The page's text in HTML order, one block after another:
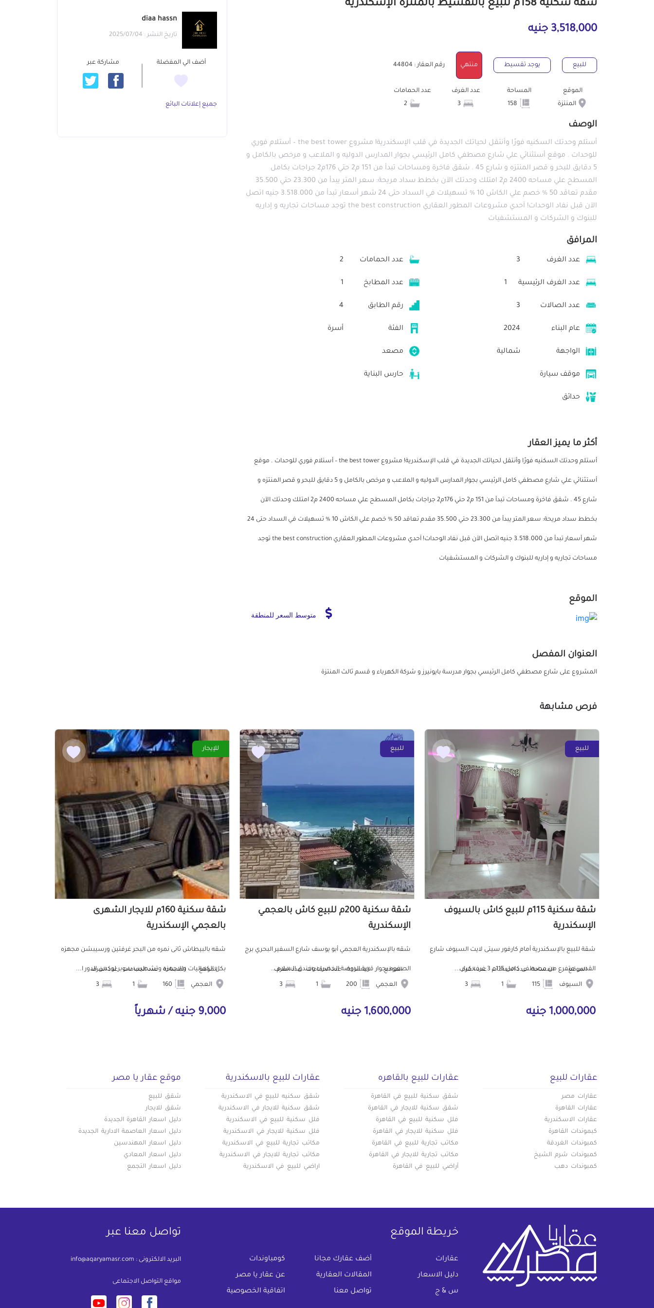
شقة سكنية 158م للبيع بالتقسيط بالمنتزة الإسكندرية
3,518,000 جنيه
للبيع يوجد تقسيط منتهي رقم العقار : 44804
الموقع
المنتزة
المساحة
عدد الغرف
عدد الحمامات
الوصف
أستلم وحدتك السكنيه فورًا وأنتقل لحياتك الجديدة في قلب الإسكندرية! مشروع the best tower – أستلام فوري
للوحدات . موقع أستثنائي علي شارع مصطفي كامل الرئيسي بجوار المدارس الدوليه و الملاعب و مرخص بالكامل و
5 دقايق للبحر و قصر المنتزه و شارع 45 . شقق فاخرة ومساحات تبدأ من 151 م2 حتي 176م2 جراجات بكامل
المسطح علي مساحه 2400 م2 امتلك وحدتك الآن بخطط سداد مريحة: سعر المتر يبدأ من 23.300 حتي 35.500
مقدم تعاقد 50 % خصم علي الكاش 10 % تسهيلات في السداد حتى 24 شهر أسعار تبدأ من 3.518.000 جنيه اتصل
الآن قبل نفاد الوحدات! آحدي مشروعات المطور العقاري the best construction توجد مساحات تجاريه و إداريه
للبنوك و الشركات و المستشفيات
المرافق
عدد الغرف 3 عدد الحمامات 2
عدد الغرف الرئيسية 1 عدد المطابخ 1
عدد الصالات 3 رقم الطابق 4
عام البناء 2024 الفئة أسرة
الواجهة شمالية مصعد
موقف سيارة حارس البناية
حدائق
أكثر ما يميز العقار
أستلم وحدتك السكنيه فورًا وأنتقل لحياتك الجديدة في قلب الإسكندرية! مشروع the best tower – أستلام فوري للوحدات . موقع
أستثنائي علي شارع مصطفي كامل الرئيسي بجوار المدارس الدوليه و الملاعب و مرخص بالكامل و 5 دقايق للبحر و قصر المنتزه و
شارع 45 . شقق فاخرة ومساحات تبدأ من 151 م2 حتي 176م2 جراجات بكامل المسطح علي مساحه 2400 م2 امتلك وحدتك الآن
بخطط سداد مريحة: سعر المتر يبدأ من 23.300 حتي 35.500 مقدم تعاقد 50 % خصم علي الكاش 10 % تسهيلات في السداد حتى 24
شهر أسعار تبدأ من 3.518.000 جنيه اتصل الآن قبل نفاد الوحدات! آحدي مشروعات المطور العقاري the best construction توجد
مساحات تجاريه و إداريه للبنوك و الشركات و المستشفيات
الموقع
متوسط السعر للمنطقة
العنوان المفصل
المشروع على شارع مصطفي كامل الرئيسي بجوار مدرسة بايونيرز و شركة الكهرباء و قسم ثالث المنتزة
diaa hassn
تاريخ النشر : 2025/07/04
أضف الي المفضلة مشاركة عبر
جميع إعلانات البائع
فرص مشابهة
للبيع
شقة سكنية 115م للبيع كاش بالسيوف
الإسكندرية
شقة للبيع بالإسكندرية أمام كارفور سيتى لايت السيوف شارع
القدس متفرع من مصطفى كامل 115م 3 غرف كبار ...
الموقع
السيوف
المساحة عدد الحمامات عدد الغرف
1,000,000 جنيه
للبيع
شقة سكنية 200م للبيع كاش بالعجمي
الإسكندرية
شقه بالإسكندرية العجمي أبو يوسف شارع السفير البحري برج
الصفوه بجوار قرية الروضة الخضراء وفندق السلام...
الموقع
العجمي
المساحة عدد الحمامات عدد الغرف
1,600,000 جنيه
للإيجار
شقة سكنية 160م للايجار الشهرى
بالعجمي الإسكندرية
شقه بالبيطاش ثانى نمره من البحر غرفتين ورسيبشن مجهزه
بكل الكماليات والاجهزه وتشطيب سوبر لوكس الدور ا...
الموقع
العجمي
المساحة عدد الحمامات عدد الغرف
9,000 جنيه / شهرياً
عقارات للبيع
عقارات مصر
عقارات القاهرة
عقارات الاسكندرية
كبموندات القاهرة
كمبوندات الغردقة
كمبوندات شرم الشيخ
كمبوندات دهب
عقارات للبيع بالقاهره
شقق سكنية للبيع في القاهرة
شقق سكنية للايجار في القاهرة
فلل سكنية للبيع في القاهرة
فلل سكنية للايجار في القاهرة
مكاتب تجارية للبيع في القاهرة
مكاتب تجارية للايجار في القاهرة
أراضي للبيع في القاهرة
عقارات للبيع بالاسكندرية
شقق سكنيه للبيع في الاسكندرية
شقق سكنية للايجار في الاسكندرية
فلل سكنية للبيع في الاسكندرية
فلل سكنية للايجار في الاسكندرية
مكاتب تجارية للبيع في الاسكندرية
مكاتب تجارية للايجار في الاسكندرية
اراضي للبيع في الاسكندرية
موقع عقار يا مصر
شقق للبيع
شقق للايجار
دليل اسعار القاهرة الجديدة
دليل اسعار العاصمة الادارية الجديدة
دليل اسعار المهندسين
دليل اسعار المعادي
دليل اسعار التجمع
خريطة الموقع
عقارات أضف عقارك مجانا كومباوندات
دليل الاسعار المقالات العقارية عن عقار يا مصر
س & ج تواصل معنا اتفاقية الخصوصية
تواصل معنا عبر
البريد الالكترونى : info@aqaryamasr.com
مواقع التواصل الاجتماعى